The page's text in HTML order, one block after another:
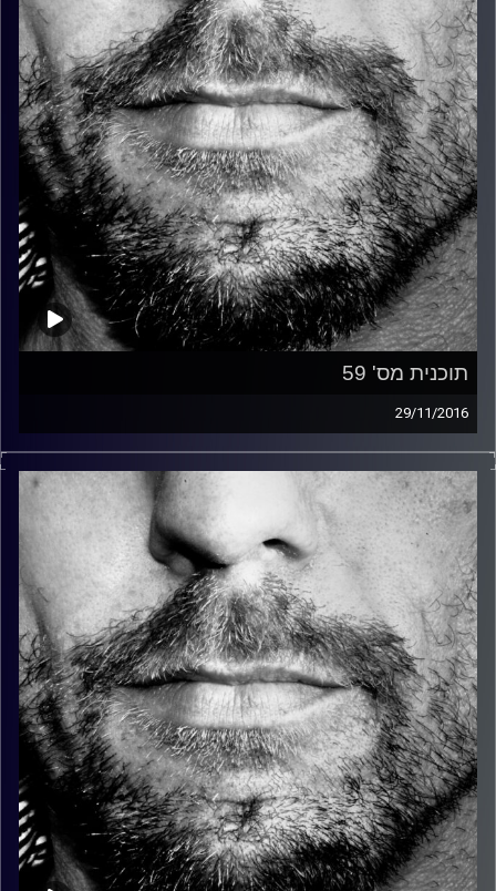
תוכנית מס' 59
29/11/2016
זיפים, מוזיקה מחוספסת של הופעות חיות. הרבה ג'אם, רוק,
בלוז, bluegrass, ג'אז, Fאנק, פרוגרסיב ואפילו אלקטרוניקה.
כל מה שחי, אמיתי ונושם.
עם שמוליק רגב.
קרדיט תמונות: David Goehring